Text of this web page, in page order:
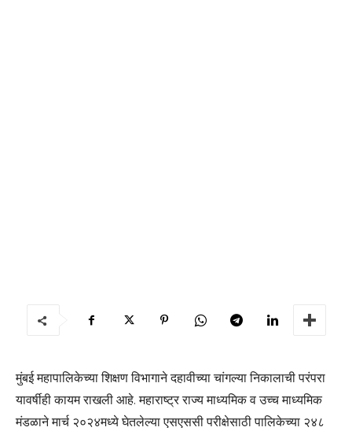
मुंबई महापालिकेच्या शिक्षण विभागाने दहावीच्या चांगल्या निकालाची परंपरा
यावर्षीही कायम राखली आहे. महाराष्ट्र राज्य माध्यमिक व उच्च माध्यमिक
मंडळाने मार्च २०२४मध्ये घेतलेल्या एसएससी परीक्षेसाठी पालिकेच्या २४८